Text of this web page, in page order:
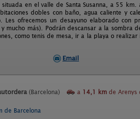
en el valle de Santa Susanna, a 55
dobles con baño, agua caliente y
Les ofrecemos un desayuno elaborado con
mucho más). Podrán descansar a la sombra
como tenis de mesa, ir a la playa o realizar
Email
(Barcelona) a 14,1 km de Arenys
de Barcelona